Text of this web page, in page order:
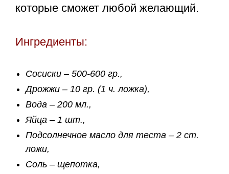
которые сможет любой желающий.
Ингредиенты:
Сосиски – 500-600 гр.,
Дрожжи – 10 гр. (1 ч. ложка),
Вода – 200 мл.,
Яйца – 1 шт.,
Подсолнечное масло для теста – 2 ст.
ложи,
Соль – щепотка,